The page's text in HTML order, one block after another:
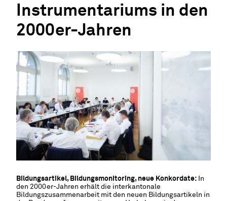
Instrumentariums in den
2000er-Jahren
Bildungsartikel, Bildungsmonitoring, neue Konkordate: In
den 2000er-Jahren erhält die interkantonale
Bildungszusammenarbeit mit den neuen Bildungsartikeln in